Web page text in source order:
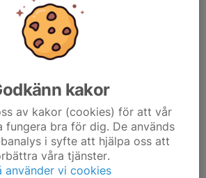
of 40 cm because it must not drag
to craft a pair of ears and a tail for your
has a few to lend.
KK Sollentuna
kakor
av kakor (cookies) för att vår
fungera bra för dig. De används
i syfte att hjälpa oss att
våra tjänster.
använder vi cookies